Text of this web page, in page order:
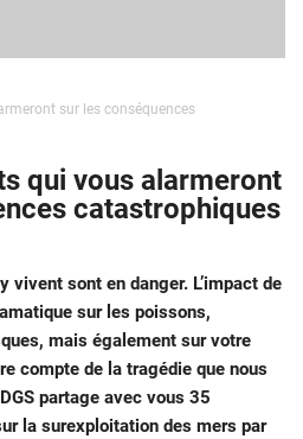
sur les conséquences
qui vous alarmeront
catastrophiques
vivent sont en danger. L’impact de
sur les poissons,
mais également sur votre
compte de la tragédie que nous
partage avec vous 35
la surexploitation des mers par